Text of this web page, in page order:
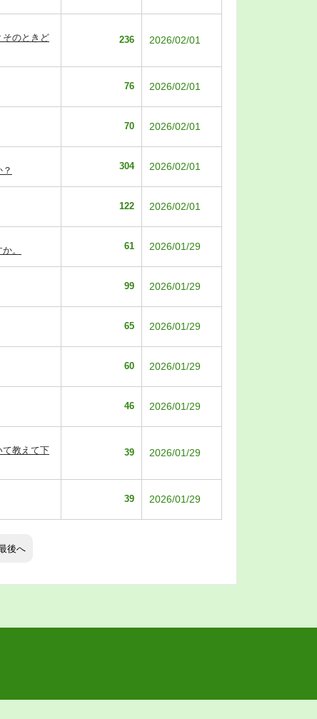
そのときど
236 2026/02/01
76 2026/02/01
70 2026/02/01
304 2026/02/01
122 2026/02/01
。 61 2026/01/29
99 2026/01/29
65 2026/01/29
60 2026/01/29
46 2026/01/29
て教えて下
39 2026/01/29
39 2026/01/29
後へ